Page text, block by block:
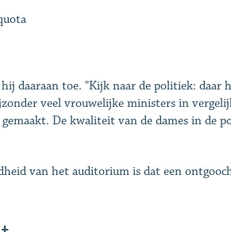
daaraan toe. "Kijk naar de politiek: daar
veel vrouwelijke ministers in
De kwaliteit van de dames in de
van het auditorium is dat een